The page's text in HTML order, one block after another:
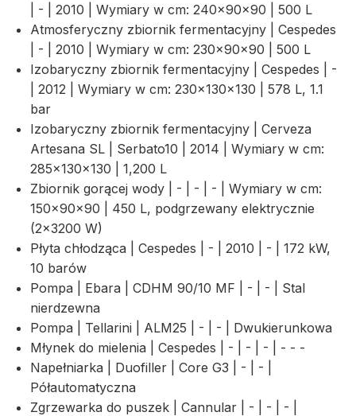
| - | 2010 | Wymiary w cm: 240×90×90 | 500 L
Atmosferyczny zbiornik fermentacyjny | Cespedes
| - | 2010 | Wymiary w cm: 230×90×90 | 500 L
Izobaryczny zbiornik fermentacyjny | Cespedes | -
| 2012 | Wymiary w cm: 230×130×130 | 578 L, 1.1
bar
Izobaryczny zbiornik fermentacyjny | Cerveza
Artesana SL | Serbato10 | 2014 | Wymiary w cm:
285×130×130 | 1,200 L
Zbiornik gorącej wody | - | - | - | Wymiary w cm:
150×90×90 | 450 L, podgrzewany elektrycznie
(2×3200 W)
Płyta chłodząca | Cespedes | - | 2010 | - | 172 kW,
10 barów
Pompa | Ebara | CDHM 90/10 MF | - | - | Stal
nierdzewna
Pompa | Tellarini | ALM25 | - | - | Dwukierunkowa
Młynek do mielenia | Cespedes | - | - | - | - - -
Napełniarka | Duofiller | Core G3 | - | - |
Półautomatyczna
Zgrzewarka do puszek | Cannular | - | - | - |